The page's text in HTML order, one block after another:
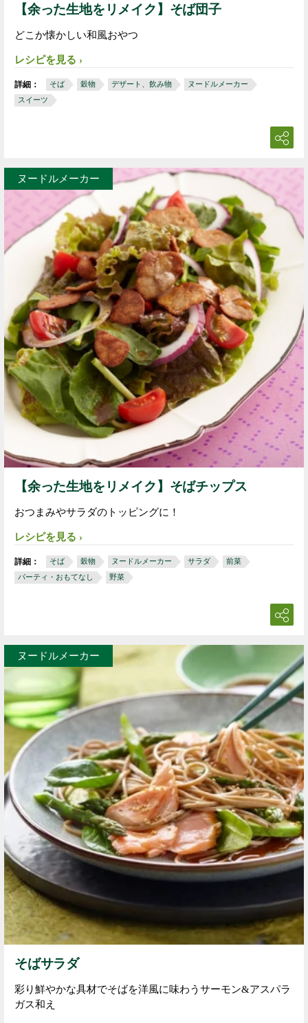
【余った生地をリメイク】そば団子
どこか懐かしい和風おやつ
レシピを見る
詳細： そば 穀物 デザート、飲み物
ヌードルメーカー
スイーツ
ヌードルメーカー
【余った生地をリメイク】そばチップス
おつまみやサラダのトッピングに！
レシピを見る
詳細： そば 穀物 ヌードルメーカー サラダ
前菜
パーティ・おもてなし
野菜
ヌードルメーカー
そばサラダ
彩り鮮やかな具材でそばを洋風に味わうサーモン&アスパラ
ガス和え